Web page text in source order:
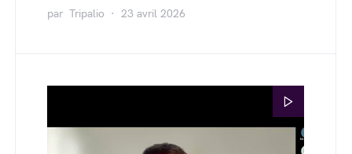
par Tripalio 23 avril 2026